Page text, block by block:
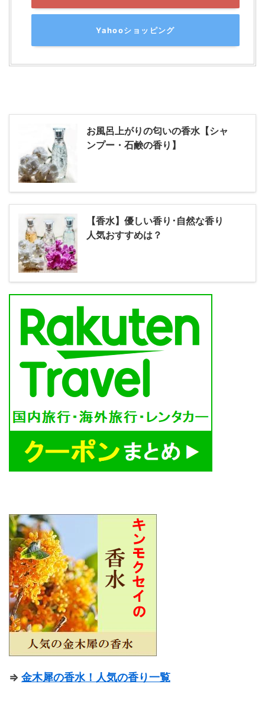
Yahooショッピング
お風呂上がりの匂いの香水【シャ
ンプー・石鹸の香り】
【香水】優しい香り･自然な香り
人気おすすめは？
⇒ 金木犀の香水！人気の香り一覧